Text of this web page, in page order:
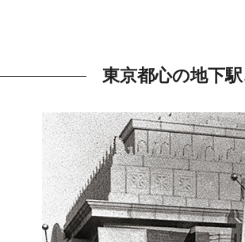
東京都心の地下